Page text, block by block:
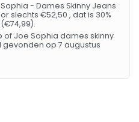
- Dames Skinny Jeans
slechts €52,50 , dat is 30%
of Joe Sophia dames skinny
op 7 augustus